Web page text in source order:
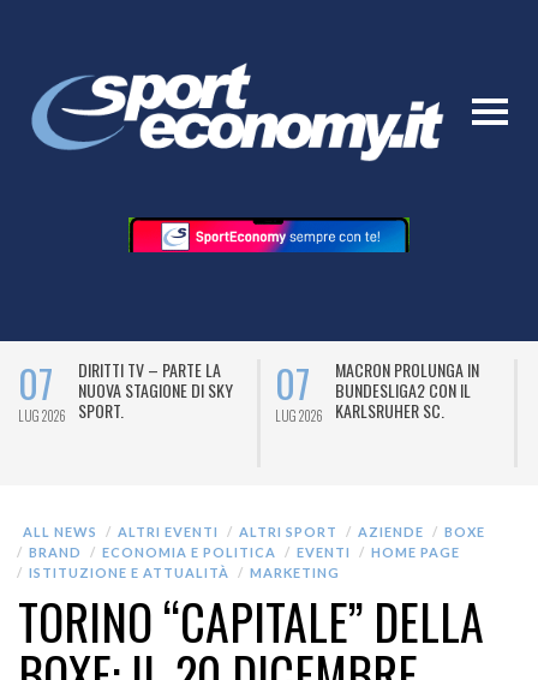
07
LUG 2026
DIRITTI TV – PARTE LA
NUOVA STAGIONE DI SKY
SPORT.
07
LUG 2026
MACRON PROLUNGA IN
BUNDESLIGA2 CON IL
KARLSRUHER SC.
ALL NEWS ALTRI EVENTI ALTRI SPORT AZIENDE
BOXE
BRAND
ECONOMIA E POLITICA EVENTI
HOME PAGE
ISTITUZIONE E ATTUALITÀ
MARKETING
TORINO “CAPITALE” DELLA